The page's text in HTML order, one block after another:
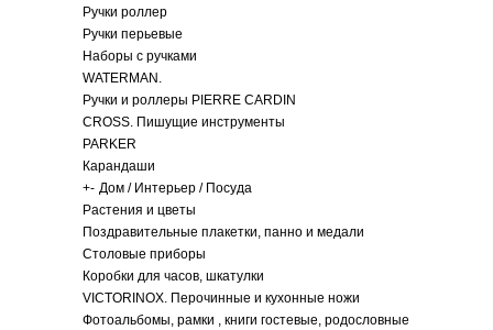
Ручки роллер
Ручки перьевые
Наборы с ручками
WATERMAN.
Ручки и роллеры PIERRE CARDIN
CROSS. Пишущие инструменты
PARKER
Карандаши
+- Дом / Интерьер / Посуда
Растения и цветы
Поздравительные плакетки, панно и медали
Столовые приборы
Коробки для часов, шкатулки
VICTORINOX. Перочинные и кухонные ножи
Фотоальбомы, рамки , книги гостевые, родословные